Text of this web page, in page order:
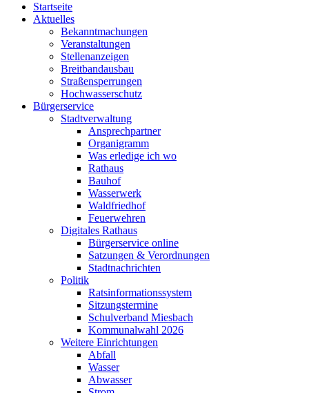
Startseite
Aktuelles
Bekanntmachungen
Veranstaltungen
Stellenanzeigen
Breitbandausbau
Straßensperrungen
Hochwasserschutz
Bürgerservice
Stadtverwaltung
Ansprechpartner
Organigramm
Was erledige ich wo
Rathaus
Bauhof
Wasserwerk
Waldfriedhof
Feuerwehren
Digitales Rathaus
Bürgerservice online
Satzungen & Verordnungen
Stadtnachrichten
Politik
Ratsinformationssystem
Sitzungstermine
Schulverband Miesbach
Kommunalwahl 2026
Weitere Einrichtungen
Abfall
Wasser
Abwasser